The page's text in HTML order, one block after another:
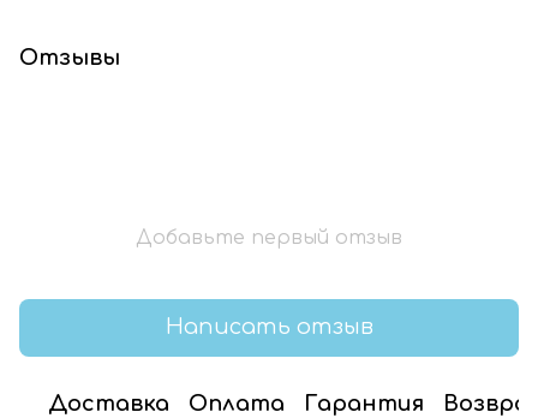
Отзывы
Добавьте первый отзыв
Написать отзыв
Доставка Оплата Гарантия